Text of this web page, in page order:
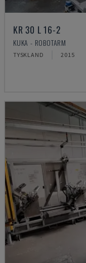
KR 30 L 16-2
KUKA - ROBOTARM
TYSKLAND 2015